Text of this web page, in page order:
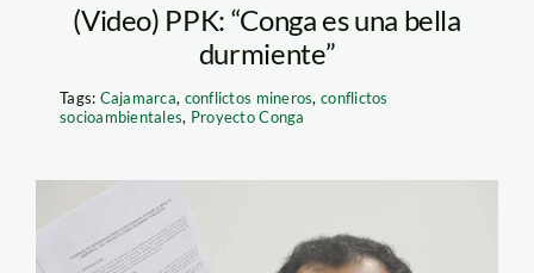
(Video) PPK: “Conga es una bella
durmiente”
Tags: Cajamarca, conflictos mineros, conflictos
socioambientales, Proyecto Conga
imagen-